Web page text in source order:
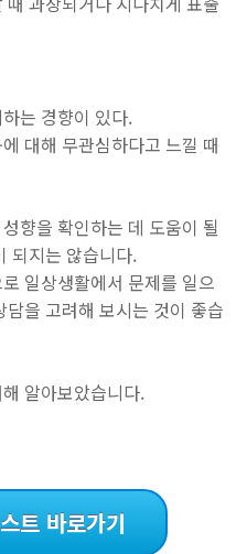
는 경향이 있다.
대해 무관심하다고 느낄 때
향을 확인하는 데 도움이 될
되지는 않습니다.
일상생활에서 문제를 일으
을 고려해 보시는 것이 좋습
알아보았습니다.
트 바로가기